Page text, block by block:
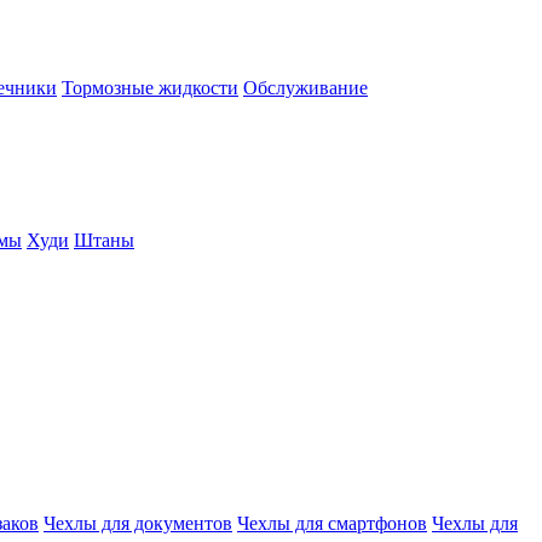
Тормозные жидкости Обслуживание
Худи Штаны
Чехлы для документов Чехлы для смартфонов Чехлы для